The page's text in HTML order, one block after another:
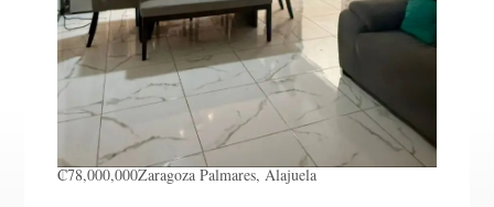
₡78,000,000ZaragozaPalmares, Alajuela